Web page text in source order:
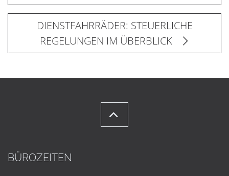
DIENSTFAHRRÄDER: STEUERLICHE
REGELUNGEN IM ÜBERBLICK
BÜROZEITEN